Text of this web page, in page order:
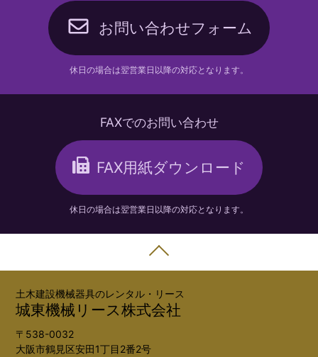
お問い合わせフォーム
休日の場合は翌営業日以降の対応となります。
FAXでのお問い合わせ
FAX用紙ダウンロード
休日の場合は翌営業日以降の対応となります。
土木建設機械器具のレンタル・リース
城東機械リース株式会社
〒538-0032
大阪市鶴見区安田1丁目2番2号